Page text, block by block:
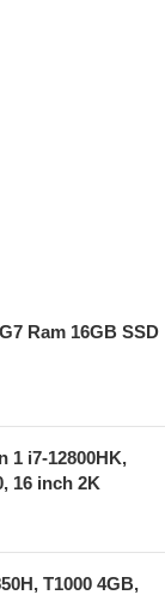
Ram 16GB SSD
1 i7-12800HK,
16 inch 2K
T1000 4GB,